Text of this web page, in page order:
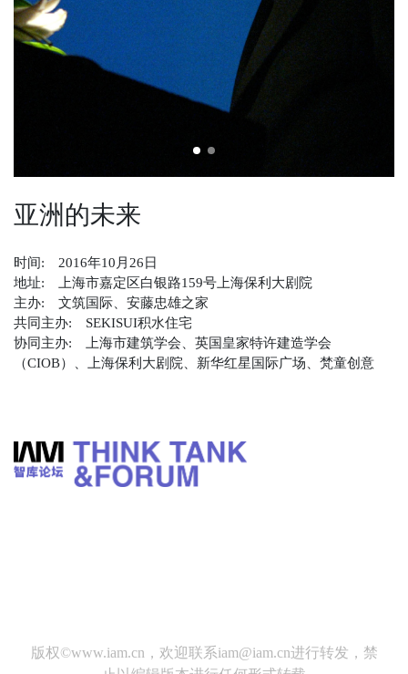
亚洲的未来
时间:
2016年10月26日
地址:
上海市嘉定区白银路159号上海保利大剧院
主办:
文筑国际、安藤忠雄之家
共同主办:
SEKISUI积水住宅
协同主办:
上海市建筑学会、英国皇家特许建造学会
（CIOB）、上海保利大剧院、新华红星国际广场、梵童创意
版权©www.iam.cn ，欢迎联系iam@iam.cn进行转发，禁